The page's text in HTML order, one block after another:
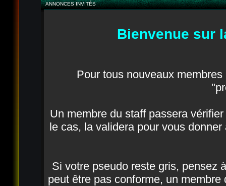
ANNONCES INVITÉS
Bienvenue sur
Pour tous nouveaux
Un membre du staff passera
le cas, la validera pour vous
Si votre pseudo reste gris, pensez
peut être pas conforme, un